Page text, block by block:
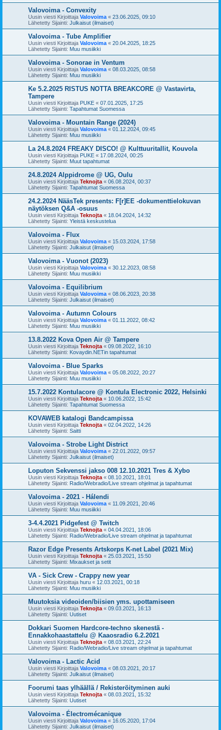
Valovoima - Convexity
Uusin viesti Kirjoittaja Valovoima « 23.06.2025, 09:10
Lähetetty Sijainti: Julkaisut (ilmaiset)
Valovoima - Tube Amplifier
Uusin viesti Kirjoittaja Valovoima « 20.04.2025, 18:25
Lähetetty Sijainti: Muu musiikki
Valovoima - Sonorae in Ventum
Uusin viesti Kirjoittaja Valovoima « 08.03.2025, 08:58
Lähetetty Sijainti: Muu musiikki
Ke 5.2.2025 RISTUS NOTTA BREAKCORE @ Vastavirta,
Tampere
Uusin viesti Kirjoittaja PUKE « 07.01.2025, 17:25
Lähetetty Sijainti: Tapahtumat Suomessa
Valovoima - Mountain Range (2024)
Uusin viesti Kirjoittaja Valovoima « 01.12.2024, 09:45
Lähetetty Sijainti: Muu musiikki
La 24.8.2024 FREAKY DISCO! @ Kulttuuritallit, Kouvola
Uusin viesti Kirjoittaja PUKE « 17.08.2024, 00:25
Lähetetty Sijainti: Muut tapahtumat
24.8.2024 Alppidrome @ UG, Oulu
Uusin viesti Kirjoittaja Teknojta « 06.08.2024, 00:37
Lähetetty Sijainti: Tapahtumat Suomessa
24.2.2024 NääsTek presents: F[r]EE -dokumenttielokuvan
näytöksen Q&A -osuus
Uusin viesti Kirjoittaja Teknojta « 18.04.2024, 14:32
Lähetetty Sijainti: Yleistä keskustelua
Valovoima - Flux
Uusin viesti Kirjoittaja Valovoima « 15.03.2024, 17:58
Lähetetty Sijainti: Julkaisut (ilmaiset)
Valovoima - Vuonot (2023)
Uusin viesti Kirjoittaja Valovoima « 30.12.2023, 08:58
Lähetetty Sijainti: Muu musiikki
Valovoima - Equilibrium
Uusin viesti Kirjoittaja Valovoima « 08.06.2023, 20:38
Lähetetty Sijainti: Julkaisut (ilmaiset)
Valovoima - Autumn Colours
Uusin viesti Kirjoittaja Valovoima « 01.11.2022, 08:42
Lähetetty Sijainti: Muu musiikki
13.8.2022 Kova Open Air @ Tampere
Uusin viesti Kirjoittaja Teknojta « 09.08.2022, 16:10
Lähetetty Sijainti: Kovaydin.NETin tapahtumat
Valovoima - Blue Sparks
Uusin viesti Kirjoittaja Valovoima « 05.08.2022, 20:27
Lähetetty Sijainti: Muu musiikki
15.7.2022 Kontulacore @ Kontula Electronic 2022, Helsinki
Uusin viesti Kirjoittaja Teknojta « 10.06.2022, 15:42
Lähetetty Sijainti: Tapahtumat Suomessa
KOVAWEB katalogi Bandcampissa
Uusin viesti Kirjoittaja Teknojta « 02.04.2022, 14:26
Lähetetty Sijainti: Saitti
Valovoima - Strobe Light District
Uusin viesti Kirjoittaja Valovoima « 22.01.2022, 09:57
Lähetetty Sijainti: Julkaisut (ilmaiset)
Loputon Sekvenssi jakso 008 12.10.2021 Tres & Xybo
Uusin viesti Kirjoittaja Teknojta « 08.10.2021, 18:01
Lähetetty Sijainti: Radio/Webradio/Live stream ohjelmat ja tapahtumat
Valovoima - 2021 - Hálendi
Uusin viesti Kirjoittaja Valovoima « 11.09.2021, 20:46
Lähetetty Sijainti: Muu musiikki
3-4.4.2021 Pidgefest @ Twitch
Uusin viesti Kirjoittaja Teknojta « 04.04.2021, 18:06
Lähetetty Sijainti: Radio/Webradio/Live stream ohjelmat ja tapahtumat
Razor Edge Presents Artskorps K-net Label (2021 Mix)
Uusin viesti Kirjoittaja Teknojta « 25.03.2021, 15:50
Lähetetty Sijainti: Mixaukset ja setit
VA - Sick Crew - Crappy new year
Uusin viesti Kirjoittaja huru « 12.03.2021, 00:18
Lähetetty Sijainti: Muu musiikki
Muutoksia videoiden/biisien yms. upottamiseen
Uusin viesti Kirjoittaja Teknojta « 09.03.2021, 16:13
Lähetetty Sijainti: Uutiset
Dokkari Suomen Hardcore-techno skenestä -
Ennakkohaastattelu @ Kaaosradio 6.2.2021
Uusin viesti Kirjoittaja Teknojta « 08.03.2021, 22:24
Lähetetty Sijainti: Radio/Webradio/Live stream ohjelmat ja tapahtumat
Valovoima - Lactic Acid
Uusin viesti Kirjoittaja Valovoima « 08.03.2021, 20:17
Lähetetty Sijainti: Julkaisut (ilmaiset)
Foorumi taas ylhäällä / Rekisteröityminen auki
Uusin viesti Kirjoittaja Teknojta « 08.03.2021, 15:32
Lähetetty Sijainti: Uutiset
Valovoima - Électromécanique
Uusin viesti Kirjoittaja Valovoima « 16.05.2020, 17:04
Lähetetty Sijainti: Julkaisut (ilmaiset)